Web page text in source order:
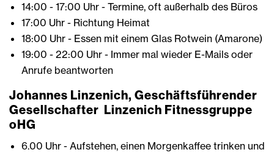
14:00 - 17:00 Uhr - Termine, oft außerhalb des Büros
17:00 Uhr - Richtung Heimat
18:00 Uhr - Essen mit einem Glas Rotwein (Amarone)
19:00 - 22:00 Uhr - Immer mal wieder E-Mails oder
Anrufe beantworten
Johannes Linzenich, Geschäftsführender
Gesellschafter Linzenich Fitnessgruppe
oHG
6.00 Uhr - Aufstehen, einen Morgenkaffee trinken und